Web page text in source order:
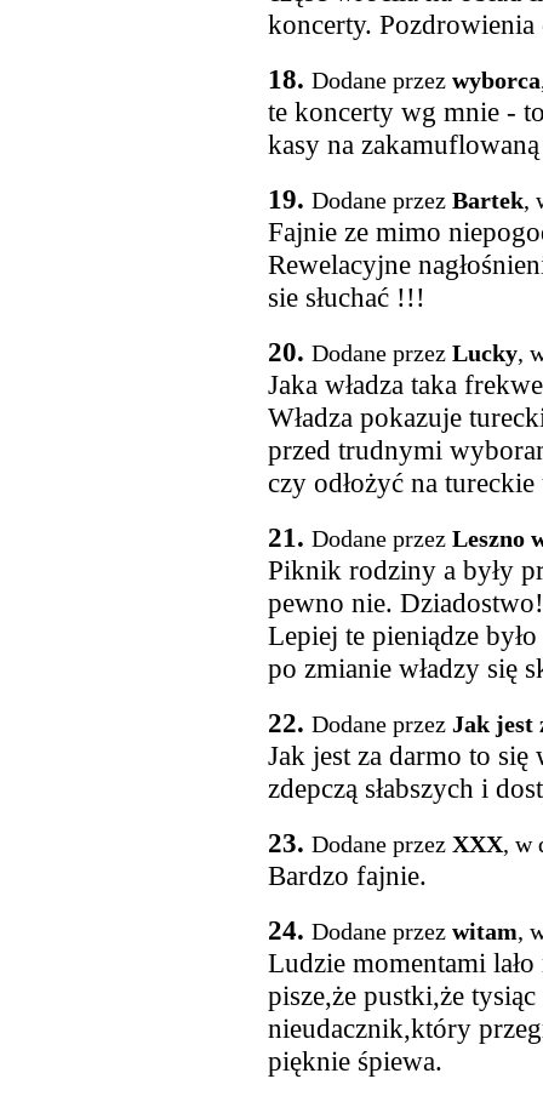
koncerty.
18. Dodane przez wyborca
te koncerty wg mnie -
kasy na
19. Dodane przez Bartek,
Fajnie ze mimo
Rewelacyjne
sie słuchać !!!
20. Dodane przez Lucky,
Jaka władza taka
Władza pokazuje
przed trudnymi
czy odłożyć na tureckie
21. Dodane przez Leszno
Piknik rodziny a były
pewno nie.
Lepiej te pieniądze
po zmianie władzy się
22. Dodane przez Jak jest
Jak jest za darmo to się
zdepczą słabszych i
23. Dodane przez XXX, w
Bardzo fajnie.
24. Dodane przez witam,
Ludzie momentami
pisze,że pustki,że
nieudacznik,który
pięknie śpiewa.